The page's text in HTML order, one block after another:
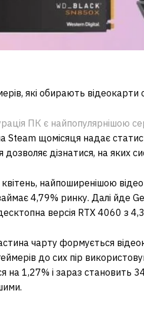
які обирають відеокарти
ПК є найпопулярнішою
Steam щомісяця надає
дозволяє дізнатися, на яких
найпоширенішою
4,79% ринку. Далі йде
версія RTX 4060 з
чарту формується
до сих пір
на 1,27% і зараз становить